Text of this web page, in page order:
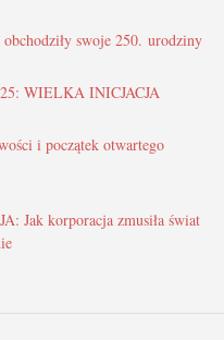
swoje 250. urodziny
WIELKA INICJACJA
i początek otwartego
Jak korporacja zmusiła świat